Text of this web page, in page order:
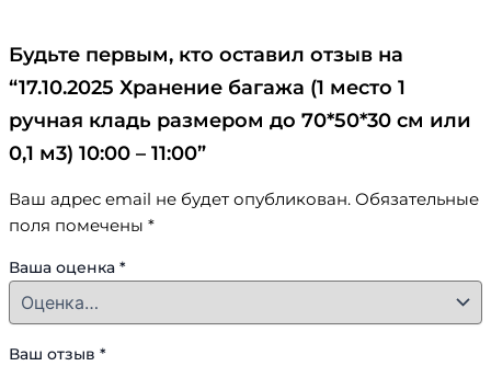
Будьте первым, кто оставил отзыв на
“17.10.2025 Хранение багажа (1 место 1
ручная кладь размером до 70*50*30 см или
0,1 м3) 10:00 – 11:00”
Ваш адрес email не будет опубликован. Обязательные
поля помечены *
Ваша оценка *
Ваш отзыв *